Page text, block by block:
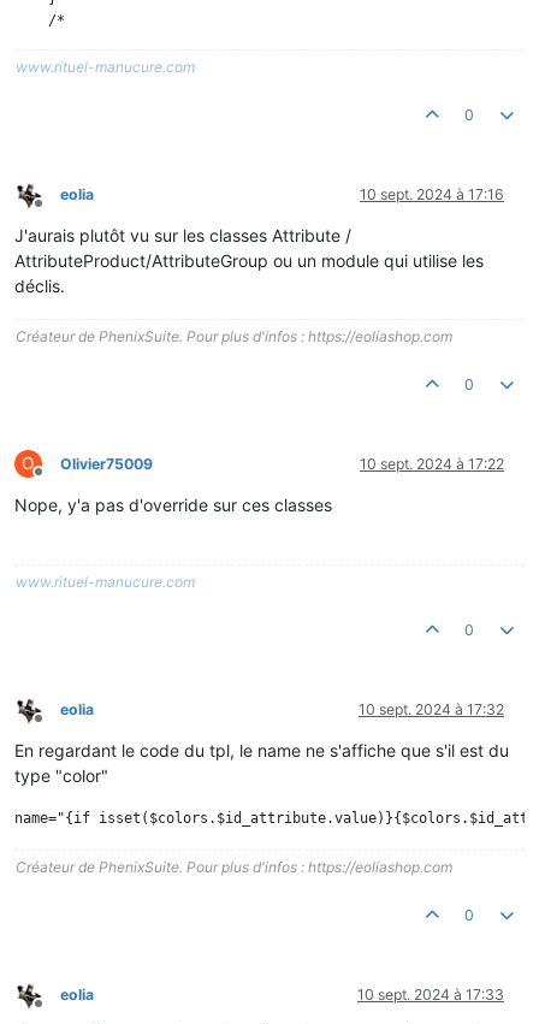
    /*
    * date: 2023-12-11 16:39:49
    * module: eolia_vattools
    * version: 2.0.13
    */
www.rituel-manucure.com
0
Hors-ligne
eolia 10 sept. 2024 à 17:16
J'aurais plutôt vu sur les classes Attribute /
AttributeProduct/AttributeGroup ou un module qui utilise les
déclis.
Créateur de PhenixSuite. Pour plus d'infos : https://eoliashop.com
0
O
Hors-ligne
Olivier75009 10 sept. 2024 à 17:22
Nope, y'a pas d'override sur ces classes
www.rituel-manucure.com
0
Hors-ligne
eolia 10 sept. 2024 à 17:32
En regardant le code du tpl, le name ne s'affiche que s'il est du
type "color"
Créateur de PhenixSuite. Pour plus d'infos : https://eoliashop.com
0
Hors-ligne
eolia 10 sept. 2024 à 17:33